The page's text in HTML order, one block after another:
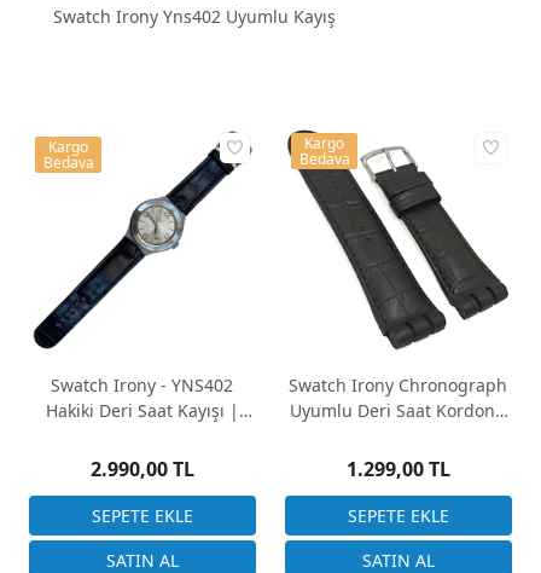
Swatch Irony Yns402 Uyumlu Kayış
Swatch Irony - YNS402
Hakiki Deri Saat Kayışı |
2.990,00 TL
Kargo
Bedava
Swatch Irony Chronograph
Uyumlu Deri Saat Kordonu
1.299,00 TL
Kargo
Bedava